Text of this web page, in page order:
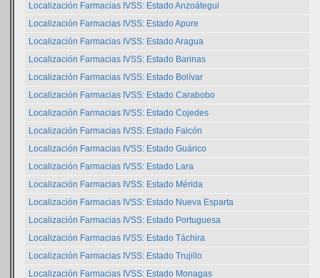
Localización Farmacias IVSS: Estado Anzoátegui
Localización Farmacias IVSS: Estado Apure
Localización Farmacias IVSS: Estado Aragua
Localización Farmacias IVSS: Estado Barinas
Localización Farmacias IVSS: Estado Bolívar
Localización Farmacias IVSS: Estado Carabobo
Localización Farmacias IVSS: Estado Cojedes
Localización Farmacias IVSS: Estado Falcón
Localización Farmacias IVSS: Estado Guárico
Localización Farmacias IVSS: Estado Lara
Localización Farmacias IVSS: Estado Mérida
Localización Farmacias IVSS: Estado Nueva Esparta
Localización Farmacias IVSS: Estado Portuguesa
Localización Farmacias IVSS: Estado Táchira
Localización Farmacias IVSS: Estado Trujillo
Localización Farmacias IVSS: Estado Monagas